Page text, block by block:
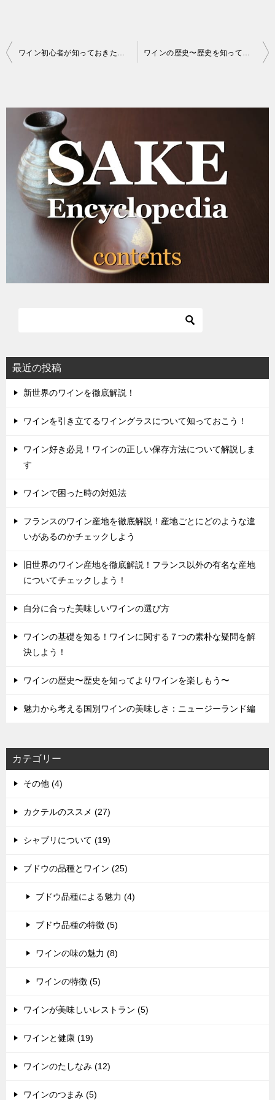
投
ビ
ワイン初心者が知っておきたいワインのマナー：乾杯はグラスを合わせない ワインの歴史〜歴史を知ってよりワインを楽しもう〜
最近の投稿
新世界のワインを徹底解説！
ワインを引き立てるワイングラスについて知っておこう！
ワイン好き必見！ワインの正しい保存方法について解説しま
す
ワインで困った時の対処法
フランスのワイン産地を徹底解説！産地ごとにどのような違
いがあるのかチェックしよう
旧世界のワイン産地を徹底解説！フランス以外の有名な産地
についてチェックしよう！
自分に合った美味しいワインの選び方
ワインの基礎を知る！ワインに関する７つの素朴な疑問を解
決しよう！
ワインの歴史〜歴史を知ってよりワインを楽しもう〜
魅力から考える国別ワインの美味しさ：ニュージーランド編
カテゴリー
その他 (4)
カクテルのススメ (27)
シャブリについて (19)
ブドウの品種とワイン (25)
ブドウ品種による魅力 (4)
ブドウ品種の特徴 (5)
ワインの味の魅力 (8)
ワインの特徴 (5)
ワインが美味しいレストラン (5)
ワインと健康 (19)
ワインのたしなみ (12)
ワインのつまみ (5)